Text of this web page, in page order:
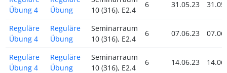
Übung 4
Übung
10 (316), E2.4
6 31.05.23
Reguläre
Übung 4
Reguläre
Übung
Seminarraum
10 (316), E2.4
6 07.06.23
Reguläre
Übung 4
Reguläre
Übung
Seminarraum
10 (316), E2.4
6 14.06.23